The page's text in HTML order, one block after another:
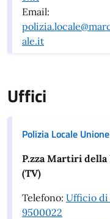
Email:
ale.it
Uffici
Polizia Locale
P.zza Martiri della
(TV)
Telefono: Ufficio di
9500022